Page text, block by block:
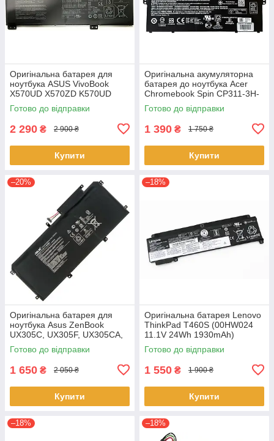
Оригінальна батарея для
ноутбука ASUS VivoBook
X570UD X570ZD K570UD
K570ZD R570UD R570ZD
F570UD - B31N1723
Готово до відправки
2 290 ₴ 2 900 ₴
Купити
Оригінальна акумуляторна
батарея до ноутбука Acer
Chromebook Spin CP311-3H-
K2RJ CP311-2H-C679 CP513-
1HL CP513-1H - AP16L8J
Готово до відправки
1 390 ₴ 1 750 ₴
Купити
–20%
Оригінальна батарея для
ноутбука Asus ZenBook
UX305C, UX305F, UX305CA,
UX305FA - C31N1411 (+11.4 V
45Wh) АКБ
Готово до відправки
1 650 ₴ 2 050 ₴
Купити
–18%
Оригінальна батарея Lenovo
ThinkPad T460S (00HW024
11.1V 24Wh 1930mAh)
Акумулятор, АКБ для
ноутбука
Готово до відправки
1 550 ₴ 1 900 ₴
Купити
–18% –18%